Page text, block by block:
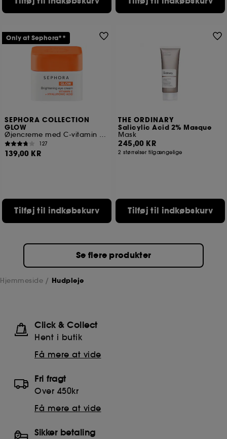
SEPHORA COLLECTION
GLOW
Øjencreme med C-vitamin og hyaluronsyre, der giver et strålende blik
127
139,00 KR
Tilføj til indkøbskurv
Only at Sephora**
THE ORDINARY
Salicylic Acid 2% Masque
Mask
245,00 KR
2 størrelser tilgængelige
Tilføj til indkøbskurv
Se flere produkter
Hjemmeside Hudpleje
Click & Collect
Hent i butik
Få mere at vide
Fri fragt
Over 450kr
Få mere at vide
Sikker betaling